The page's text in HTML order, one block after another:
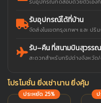
รับอุปกรณ์ได้ที่บ้าน
จัดส่งในเขตกรุงเทพฯ และ ป
รับ–คืน ที่สนามบินสุวรร
สะดวกสำหรับทริปต่างจังหวัด/
โปรโมชั่น ยิ่งเช่านาน ยิ่งคุ้ม
ประหยัด 25%